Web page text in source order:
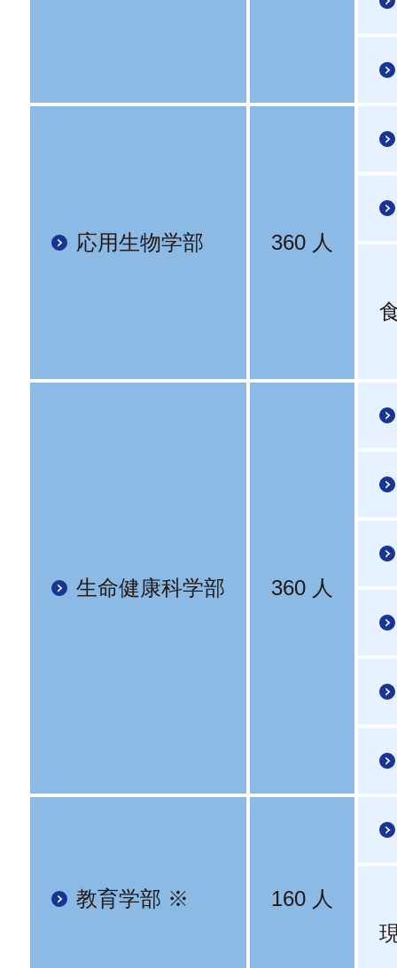
応用生物学部 360 人
生命健康科学部 360 人
教育学部 ※
160 人